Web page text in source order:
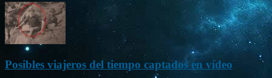
Posibles viajeros del tiempo captados en vídeo